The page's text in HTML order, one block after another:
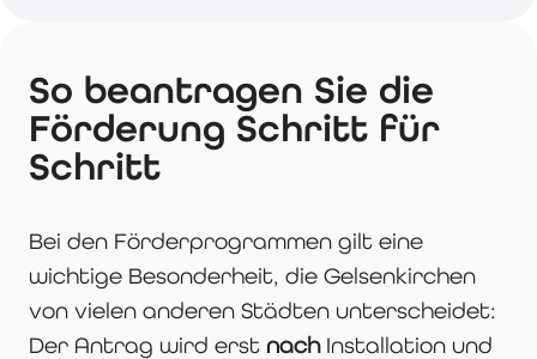
So beantragen Sie die
Förderung Schritt für
Schritt
Bei den Förderprogrammen gilt eine
wichtige Besonderheit, die Gelsenkirchen
von vielen anderen Städten unterscheidet:
Der Antrag wird erst nachInstallation und